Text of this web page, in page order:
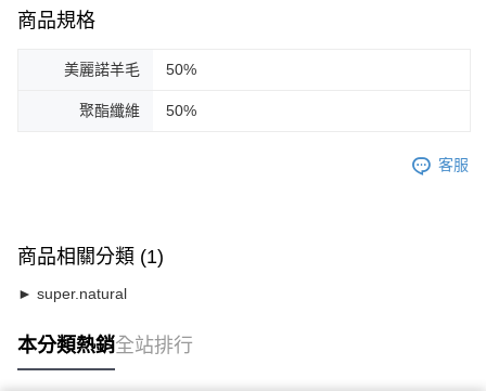
商品規格
美麗諾羊毛 50%
聚酯纖維 50%
客服
商品相關分類 (1)
► super.natural
本分類熱銷全站排行